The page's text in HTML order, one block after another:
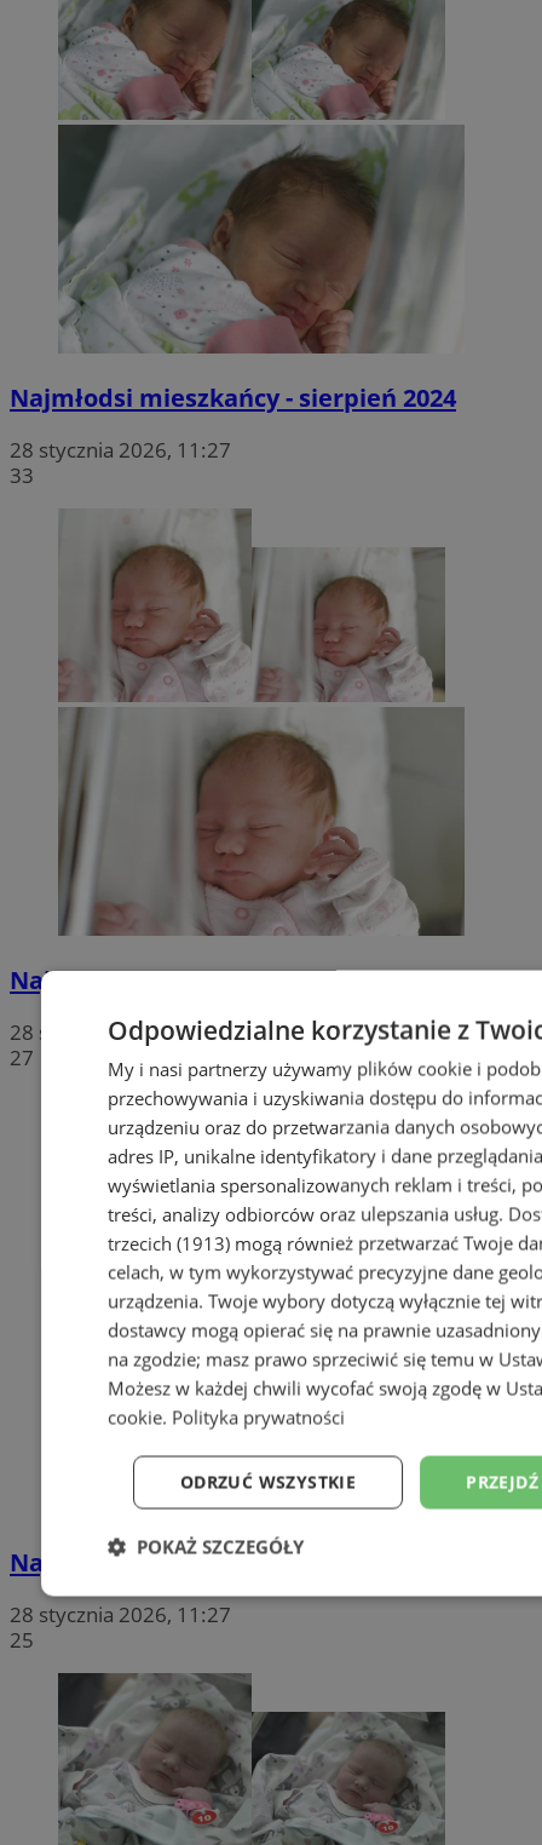
Najmłodsi mieszkańcy - sierpień 2024
28 stycznia 2026, 11:27
33
Najmłodsi mieszkańcy - lipiec 2024
28 stycznia 2026, 11:27
27
Najmłodsi mieszkańcy - czerwiec 2024
28 stycznia 2026, 11:27
25
Odpowiedzialne korzystanie z
My i nasi partnerzy używamy plików cookie i
przechowywania i uzyskiwania dostępu do
urządzeniu oraz do przetwarzania danych
adres IP, unikalne identyfikatory i dane
wyświetlania spersonalizowanych reklam i treści,
treści, analizy odbiorców oraz ulepszania usług.
trzecich (1913)mogą również przetwarzać Twoje
celach, w tym wykorzystywać precyzyjne dane
urządzenia. Twoje wybory dotyczą wyłącznie tej
dostawcy mogą opierać się na prawnie
na zgodzie; masz prawo sprzeciwić się temu w
Możesz w każdej chwili wycofać swoją zgodę w
cookie. Polityka prywatności
ODRZUĆ WSZYSTKIE
POKAŻ SZCZEGÓŁY
Niezbędne Wydajność Targetowanie